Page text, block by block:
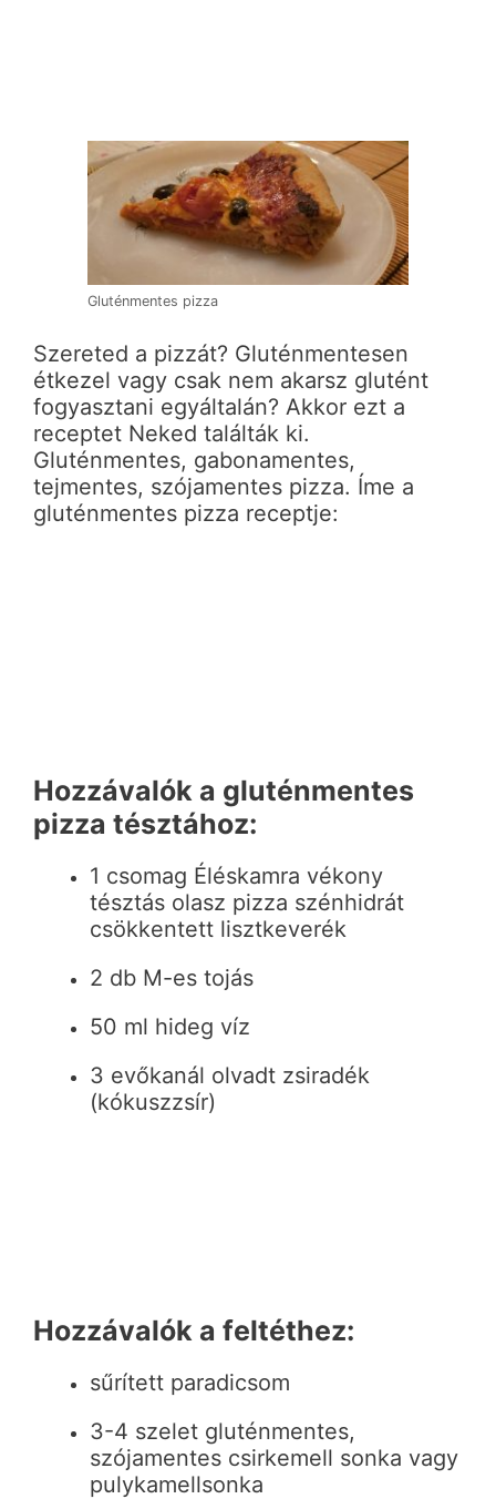
Gluténmentes pizza
Szereted a pizzát? Gluténmentesen
étkezel vagy csak nem akarsz glutént
fogyasztani egyáltalán? Akkor ezt a
receptet Neked találták ki.
Gluténmentes, gabonamentes,
tejmentes, szójamentes pizza. Íme a
gluténmentes pizza receptje:
Hozzávalók a gluténmentes
pizza tésztához:
1 csomag Éléskamra vékony
tésztás olasz pizza szénhidrát
csökkentett lisztkeverék
2 db M-es tojás
50 ml hideg víz
3 evőkanál olvadt zsiradék
(kókuszzsír)
Hozzávalók a feltéthez:
sűrített paradicsom
3-4 szelet gluténmentes,
szójamentes csirkemell sonka vagy
pulykamellsonka